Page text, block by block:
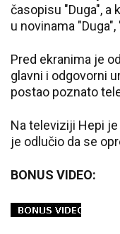
časopisu "Duga", a
u novinama
Pred ekranima je
glavni i odgovorni
postao poznato
Na televiziji Hepi
je odlučio da se
BONUS VIDEO: